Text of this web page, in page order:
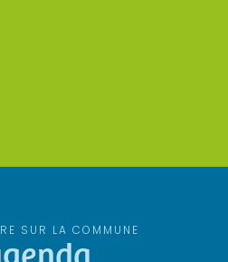
SUR LA COMMUNE